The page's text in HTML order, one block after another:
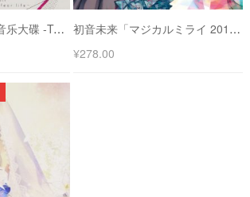
Citrus TV动漫 原声音乐大碟 -To fear love is to fear life-
初音未来「マジカルミライ 2017」2017魔法未来 官方专辑
¥278.00